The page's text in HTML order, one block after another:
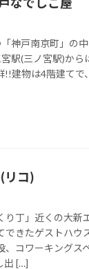
神戸南京町」の
駅(三ノ宮駅)か
!!建物は4階建てで
リコ)
り丁」近くの大新
できたゲストハウ
、コワーキングス
出 […]